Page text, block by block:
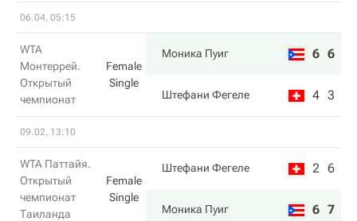
06.04, 05:15
WTA
Монтеррей.
Открытый
чемпионат
Female
Single
Моника Пуиг 6 6
Штефани Фегеле 4 3
09.02, 13:10
WTA Паттайя.
Открытый
чемпионат
Таиланда
Female
Single
Штефани Фегеле 2 6
Моника Пуиг 6 7